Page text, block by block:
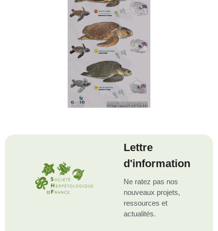
Lettre
d'information
Ne ratez pas nos
nouveaux projets,
ressources et
actualités.